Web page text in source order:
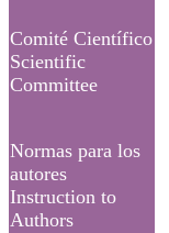
Comité Científico
Scientific
Committee
Normas para los
autores
Instruction to
Authors